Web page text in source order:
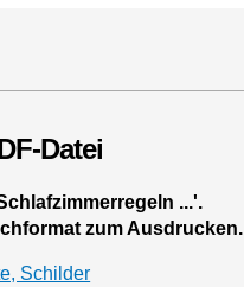
Datei
...'.
zum Ausdrucken.
Schilder